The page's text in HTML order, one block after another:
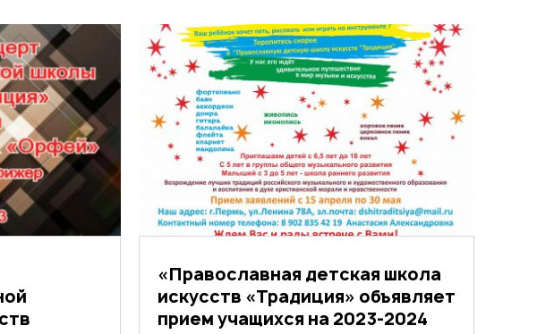
«Православная детская школа
искусств «Традиция» объявляет
прием учащихся на 2023-2024